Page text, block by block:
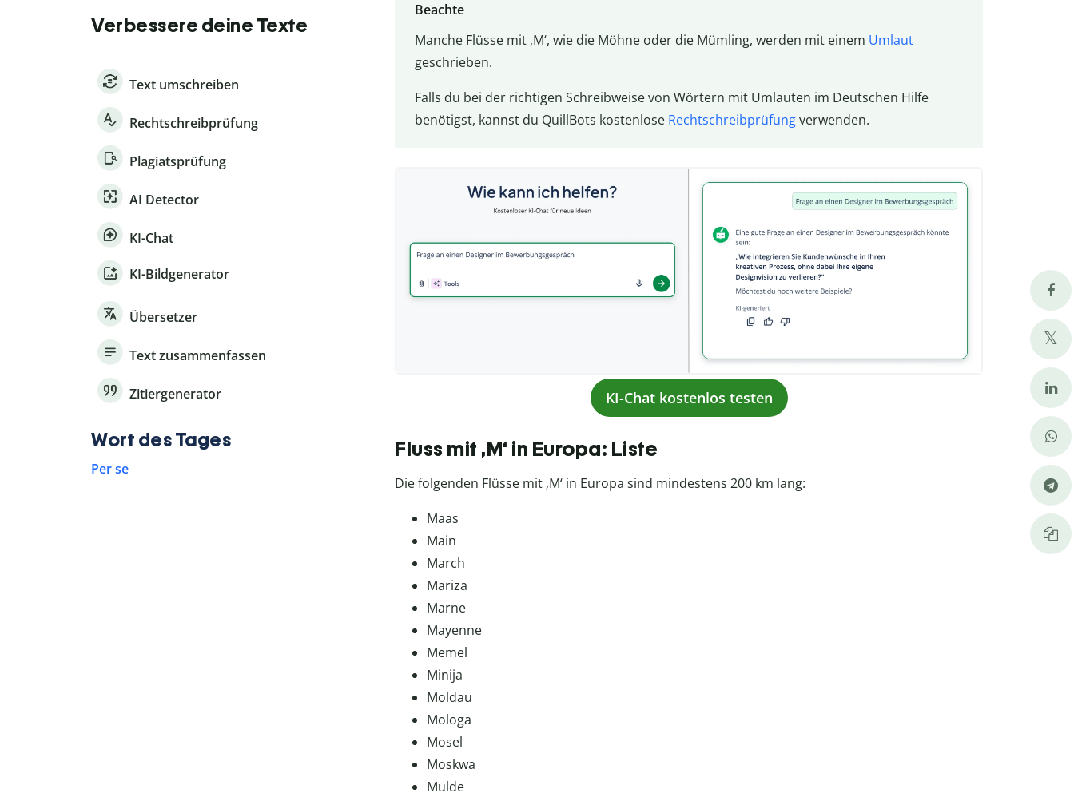
Beachte
Manche Flüsse mit ‚M‘, wie die Möhne oder die Mümling, werden mit einem Umlaut
geschrieben.
Falls du bei der richtigen Schreibweise von Wörtern mit Umlauten im Deutschen Hilfe
benötigst, kannst du QuillBots kostenlose Rechtschreibprüfungverwenden.
KI-Chat kostenlos testen
Fluss mit ‚M‘ in Europa: Liste
Die folgenden Flüsse mit ‚M‘ in Europa sind mindestens 200 km lang:
Maas
Main
March
Mariza
Marne
Mayenne
Memel
Minija
Moldau
Mologa
Mosel
Moskwa
Mulde
Verbessere deine Texte
Text umschreiben
Rechtschreibprüfung
Plagiatsprüfung
AI Detector
KI-Chat
KI-Bildgenerator
Übersetzer
Text zusammenfassen
Zitiergenerator
Wort des Tages
Per se